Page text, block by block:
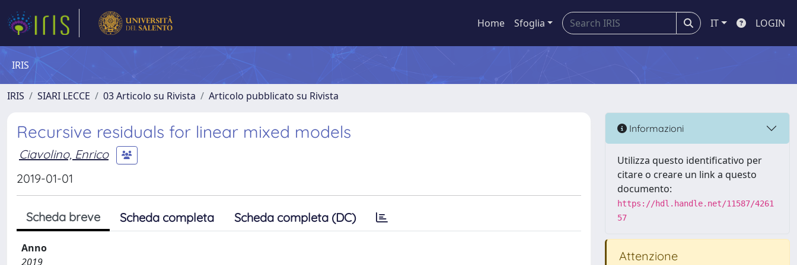
Home Sfoglia IT LOGIN
IRIS
IRIS SIARI LECCE 03 Articolo su Rivista Articolo pubblicato su Rivista
Recursive residuals for linear mixed models
Ciavolino, Enrico
2019-01-01
Scheda breve Scheda completa Scheda completa (DC)
Anno
2019
Informazioni
Utilizza questo identificativo per
citare o creare un link a questo
documento:
https://hdl.handle.net/11587/4261
57
Attenzione